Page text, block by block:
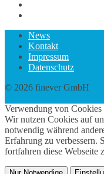
News
Kontakt
Impressum
Datenschutz
© 2026 finever GmbH
Verwendung von Cookies
Wir nutzen Cookies auf
notwendig während
Erfahrung zu verbessern.
fortfahren diese Webseite